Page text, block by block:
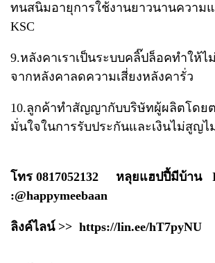
ทนสนิมอายุการใช้งานยาวนาน​ความแ
KSC
9.หลังคาเราเป็นระบบคลิ๊ปล็อคทำให้ไ
จากหลังคา​ลดความเสี่ยงหลังคารั่ว
10.ลูกค้าทำสัญญากับบริษัทผู้ผลิตโดย
มั่นใจในการรับประกัน​และเงินไม่สูญไ
โทร 0817052132 หลุยแฮปปี้มีบ้าน
:@happymeebaan
ลิงค์ไลน์ >> https://lin.ee/hT7pyNU